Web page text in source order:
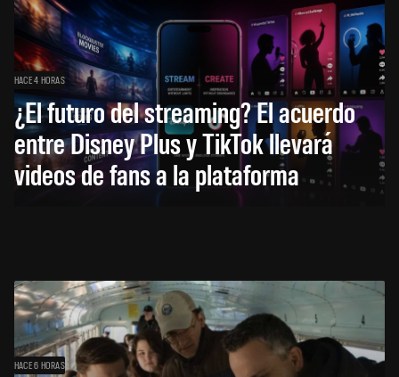
HACE 4 HORAS
¿El futuro del streaming? El acuerdo
entre Disney Plus y TikTok llevará
videos de fans a la plataforma
HACE 6 HORAS